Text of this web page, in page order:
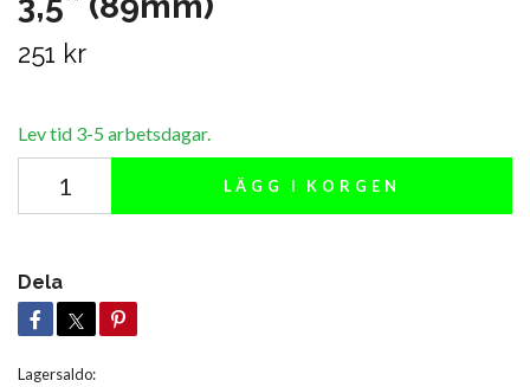
251 kr
Lev tid 3-5 arbetsdagar.
LÄGG I KORGEN
Dela
Lagersaldo: